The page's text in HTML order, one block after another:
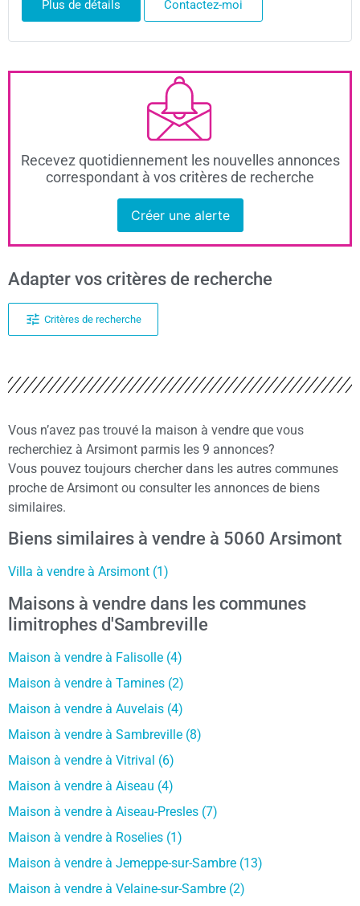
Plus de détails Contactez-moi
Recevez quotidiennement les nouvelles annonces
correspondant à vos critères de recherche
Créer une alerte
Adapter vos critères de recherche
Critères de recherche
Vous n’avez pas trouvé la maison à vendre que vous
recherchiez à Arsimont parmis les 9 annonces?
Vous pouvez toujours chercher dans les autres communes
proche de Arsimont ou consulter les annonces de biens
similaires.
Biens similaires à vendre à 5060 Arsimont
Villa à vendre à Arsimont (1)
Maisons à vendre dans les communes
limitrophes d'Sambreville
Maison à vendre à Falisolle (4)
Maison à vendre à Tamines (2)
Maison à vendre à Auvelais (4)
Maison à vendre à Sambreville (8)
Maison à vendre à Vitrival (6)
Maison à vendre à Aiseau (4)
Maison à vendre à Aiseau-Presles (7)
Maison à vendre à Roselies (1)
Maison à vendre à Jemeppe-sur-Sambre (13)
Maison à vendre à Velaine-sur-Sambre (2)